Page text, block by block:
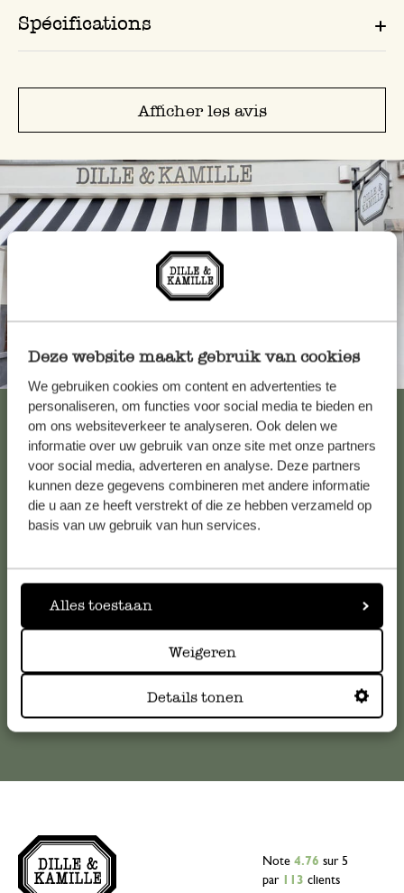
Deze website maakt gebruik van cookies
We gebruiken cookies om content en advertenties te
personaliseren, om functies voor social media te bieden en
om ons websiteverkeer te analyseren. Ook delen we
informatie over uw gebruik van onze site met onze partners
voor social media, adverteren en analyse. Deze partners
kunnen deze gegevens combineren met andere informatie
die u aan ze heeft verstrekt of die ze hebben verzameld op
basis van uw gebruik van hun services.
Alles toestaan
Weigeren
Details tonen
Spécifications
Afficher les avis
Toujours à proximité
Voir les 62 magasins
Service clientèle
Pour toute question ou demande de conseil ou d’aide,
serviceclientele@dille-kamille.com
Note 4.76 sur 5
par
113 clients